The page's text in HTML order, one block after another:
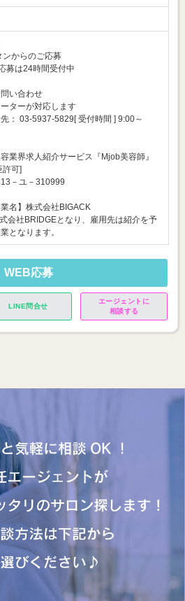
ンからのご応募
募は24時間受付中
い合わせ
ターが対応します
： 03-5937-5829[ 受付時間 ] 9:00～
業界求人紹介サービス『Mjob美容師』
許可]
－ユ－310999
業名】株式会社BIGACK
会社BRIDGEとなり、雇用先は紹介を予
となります。
WEB応募
LINE問合せ
エージェントに
相談する